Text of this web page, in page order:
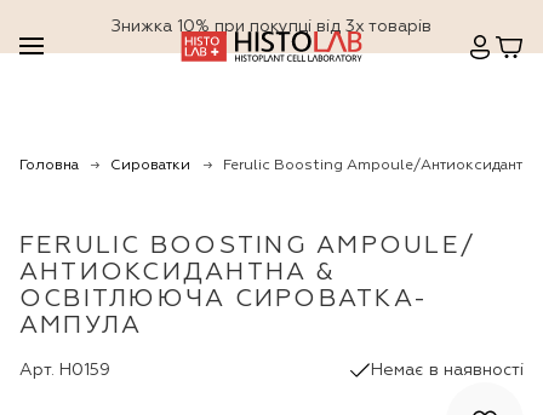
Знижка 10% при покупці від 3х товарів
Головна Сироватки Ferulic Boosting Ampoule/Антиоксидантна
FERULIC BOOSTING AMPOULE/
АНТИОКСИДАНТНА &
ОСВІТЛЮЮЧА СИРОВАТКА-
АМПУЛА
Арт. H0159 Немає в наявності